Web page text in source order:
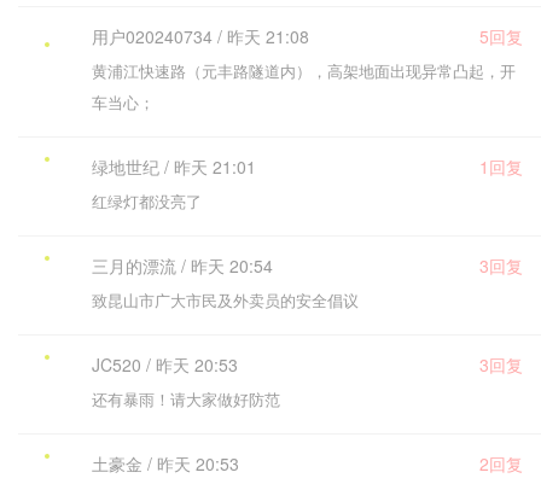
用户020240734 / 昨天 21:08 5回复
黄浦江快速路（元丰路隧道内），高架地面出现异常凸起，开
车当心；
绿地世纪 / 昨天 21:01 1回复
红绿灯都没亮了
三月的漂流 / 昨天 20:54 3回复
致昆山市广大市民及外卖员的安全倡议
JC520 / 昨天 20:53 3回复
还有暴雨！请大家做好防范
土豪金 / 昨天 20:53 2回复